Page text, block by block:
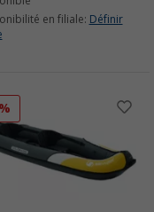
en filiale: Définir